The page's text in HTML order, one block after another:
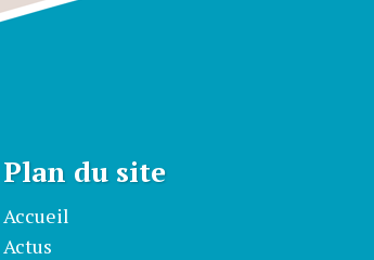
Plan du site
Accueil
Actus